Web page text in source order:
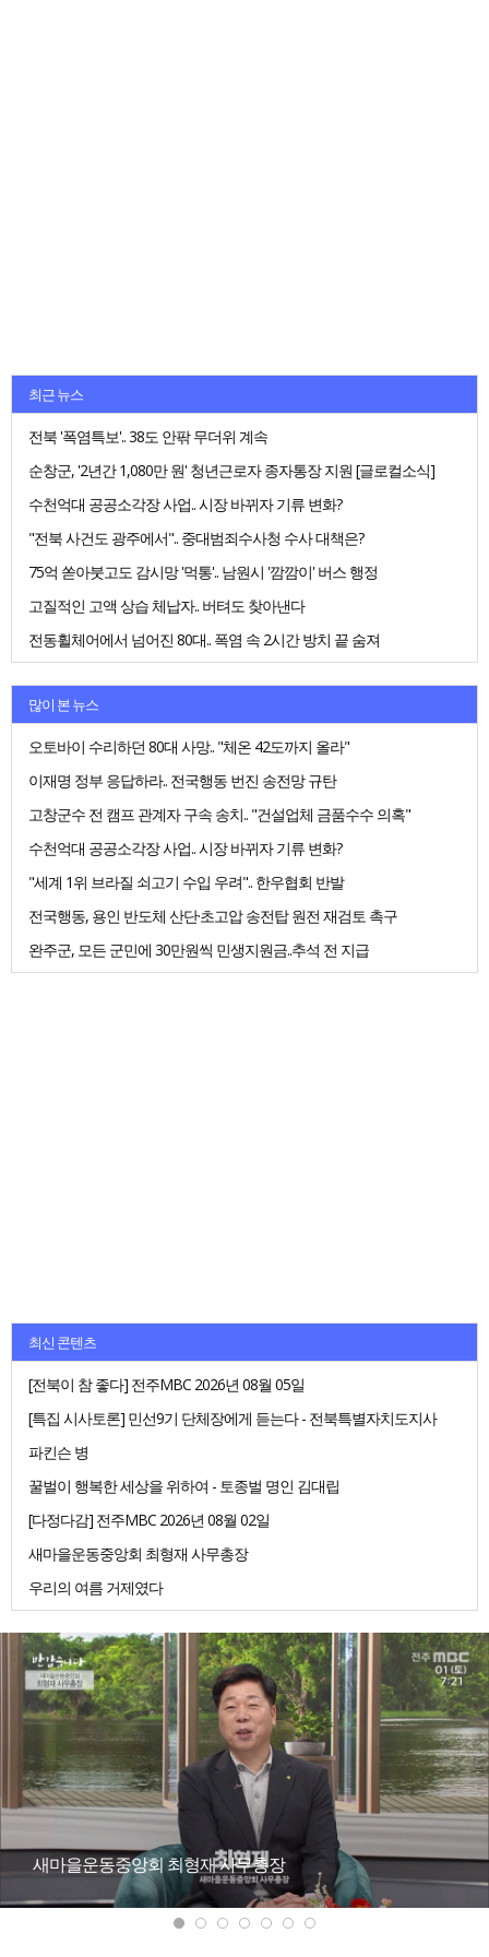
최근 뉴스
전북 '폭염특보'.. 38도 안팎 무더위 계속
순창군, '2년간 1,080만 원' 청년근로자 종자통장 지원 [글로컬소식]
수천억대 공공소각장 사업.. 시장 바뀌자 기류 변화?
"전북 사건도 광주에서".. 중대범죄수사청 수사 대책은?
75억 쏟아붓고도 감시망 '먹통'.. 남원시 '깜깜이' 버스 행정
고질적인 고액 상습 체납자.. 버텨도 찾아낸다
전동휠체어에서 넘어진 80대.. 폭염 속 2시간 방치 끝 숨져
많이 본 뉴스
오토바이 수리하던 80대 사망.. "체온 42도까지 올라"
이재명 정부 응답하라.. 전국행동 번진 송전망 규탄
고창군수 전 캠프 관계자 구속 송치.. "건설업체 금품수수 의혹"
수천억대 공공소각장 사업.. 시장 바뀌자 기류 변화?
"세계 1위 브라질 쇠고기 수입 우려".. 한우협회 반발
전국행동, 용인 반도체 산단·초고압 송전탑 원전 재검토 촉구
완주군, 모든 군민에 30만원씩 민생지원금..추석 전 지급
최신 콘텐츠
[전북이 참 좋다] 전주MBC 2026년 08월 05일
[특집 시사토론] 민선9기 단체장에게 듣는다 - 전북특별자치도지사
파킨슨 병
꿀벌이 행복한 세상을 위하여 - 토종벌 명인 김대립
[다정다감] 전주MBC 2026년 08월 02일
새마을운동중앙회 최형재 사무총장
우리의 여름 거제였다
새마을운동중앙회 최형재 사무총장